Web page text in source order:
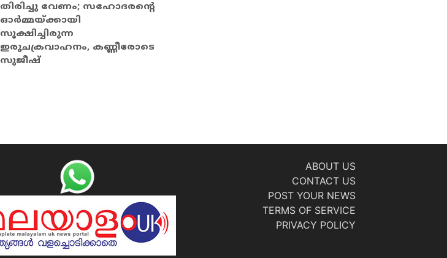
തിരിച്ചു വേണം; സഹോദരന്റെ
ഓര്‍മ്മയ്ക്കായി
സൂക്ഷിച്ചിരുന്ന
ഇരുചക്രവാഹനം, കണ്ണീരോടെ
സുജീഷ്
ABOUT US
CONTACT US
POST YOUR NEWS
TERMS OF SERVICE
PRIVACY POLICY